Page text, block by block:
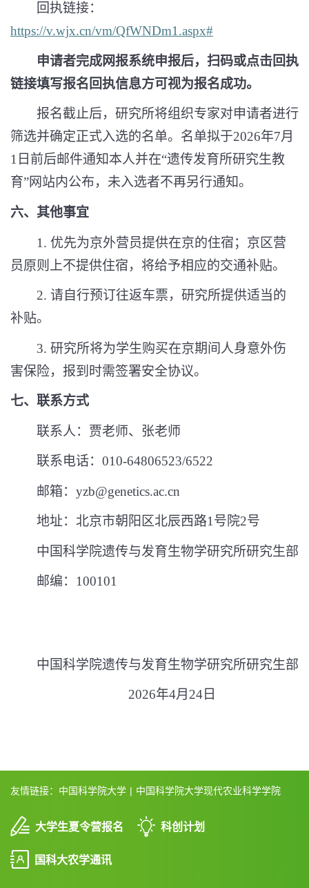
回执链接：
https://v.wjx.cn/vm/QfWNDm1.aspx#
申请者完成网报系统申报后，扫码或点击回执
链接填写报名回执信息方可视为报名成功。
报名截止后，研究所将组织专家对申请者进行
筛选并确定正式入选的名单。名单拟于2026年7月
1 日前后邮件通知本人并在“遗传发育所研究生教
育”网站内公布，未入选者不再另行通知。
六、其他事宜
1. 优先为京外营员提供在京的住宿；京区营
员原则上不提供住宿，将给予相应的交通补贴。
2. 请自行预订往返车票，研究所提供适当的
补贴。
3. 研究所将为学生购买在京期间人身意外伤
害保险，报到时需签署安全协议。
七、联系方式
联系人：贾老师、张老师
联系电话： 010-64806523/6522
邮箱： yzb@genetics.ac.cn
地址：北京市朝阳区北辰西路1号院2号
中国科学院遗传与发育生物学研究所研究生部
邮编： 100101
中国科学院遗传与发育生物学研究所研究生部
2026年4月 24日
友情链接： 中国科学院大学 | 中国科学院大学现代农业科学学院
大学生夏令营报名 科创计划
国科大农学通讯